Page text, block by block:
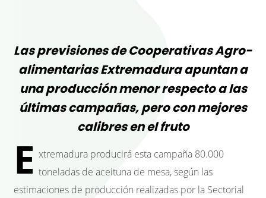
Las previsiones de Cooperativas Agro-
alimentarias Extremadura apuntan a
una producción menor respecto a las
últimas campañas, pero con mejores
calibres en el fruto
E xtremadura producirá esta campaña 80.000
toneladas de aceituna de mesa, según las
estimaciones de producción realizadas por la Sectorial